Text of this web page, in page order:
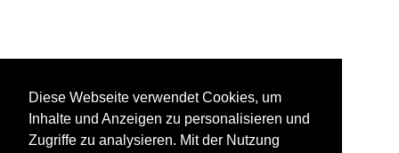
Diese Webseite verwendet Cookies, um
Inhalte und Anzeigen zu personalisieren und
Zugriffe zu analysieren. Mit der Nutzung